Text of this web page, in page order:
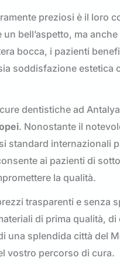
preziosi è il loro
bell’aspetto, ma
bocca, i pazienti
soddisfazione estetica
dentistiche ad
. Nonostante il
internazionali
ai pazienti di
la qualità.
trasparenti e senza
di prima qualità,
una splendida città del
vostro percorso di cura.